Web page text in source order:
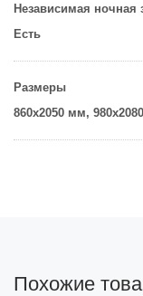
Независимая ночная
Есть
Размеры
860х2050 мм,
Похожие